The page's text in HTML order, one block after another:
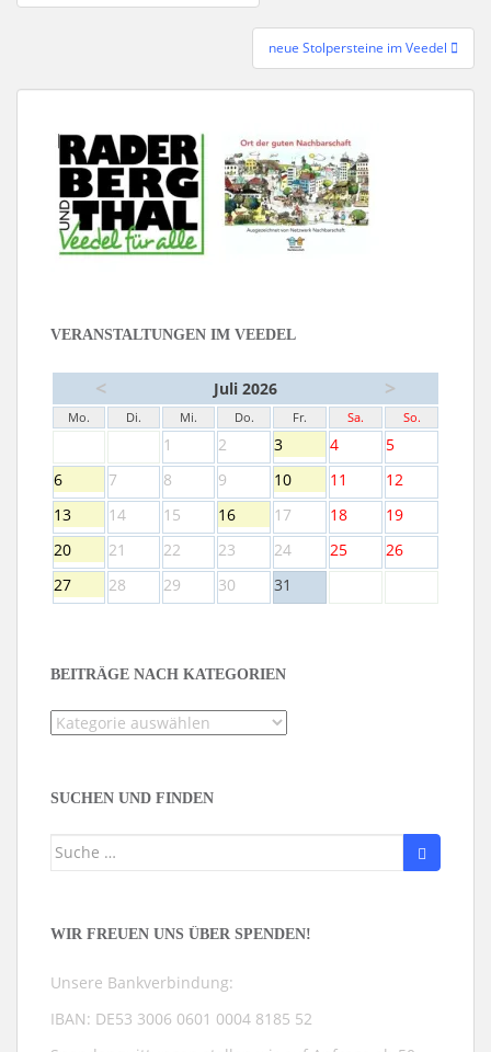
neue Stolpersteine im Veedel
VERANSTALTUNGEN IM VEEDEL
< Juli 2026 >
Mo. Di. Mi. Do. Fr. Sa. So.
1 2 3 4
5
6
7 8 9 10 11
12
13
14 15 16 17 18
19
20
21 22 23 24 25
26
27
28 29 30 31
BEITRÄGE NACH KATEGORIEN
Beiträge
SUCHEN UND FINDEN
Suche
WIR FREUEN UNS ÜBER SPENDEN!
Unsere Bankverbindung:
IBAN: DE53 3006 0601 0004 8185 52